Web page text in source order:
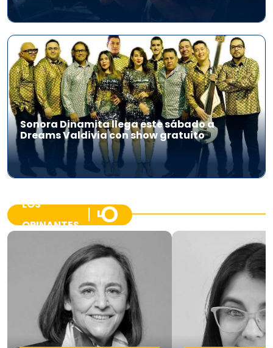
Sonora Dinamita llega este sábado a
Dreams Valdivia con show gratuito
LOS
OPINANTES